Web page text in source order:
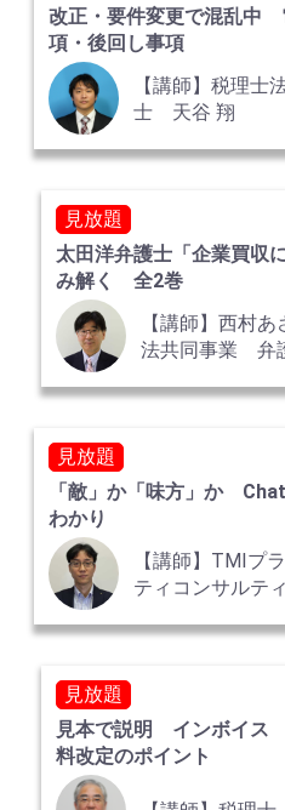
改正・要件変更で混乱中
項・後回し事項
【講師】税理
士 天谷 翔
見放題
太田洋弁護士「企業買収
み解く 全2巻
【講師】西村
法共同事業 弁
見放題
「敵」か「味方」か
わかり
【講師】TMIプ
ティコンサルテ
見放題
見本で説明 インボイス
料改定のポイント